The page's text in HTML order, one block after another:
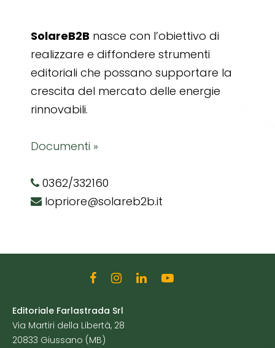
SolareB2B nasce con l’obiettivo di
realizzare e diffondere strumenti
editoriali che possano supportare la
crescita del mercato delle energie
rinnovabili.
Documenti »
0362/332160
lopriore@solareb2b.it
Editoriale Farlastrada Srl
Via Martiri della Libertà, 28
20833 Giussano (MB)